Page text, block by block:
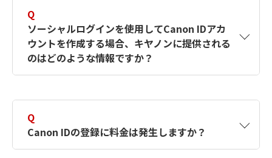
す。詳しい作成方法は【カメラ】Canon IDとは
何ですか？Canon IDの作成方法は？をご確認く
ださい。
Q
ソーシャルログインを使用してCanon IDアカ
ウントを作成する場合、キヤノンに提供される
のはどのような情報ですか？
択したサービスから取得します。アカウントを
簡単に作成できるように、この情報を使用して
Canon IDの登録フォームを入力します。
Q
Canon IDの登録に料金は発生しますか？